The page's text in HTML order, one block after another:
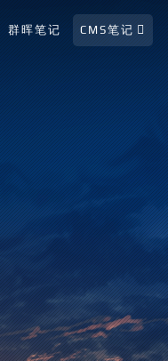
群晖笔记 CMS笔记